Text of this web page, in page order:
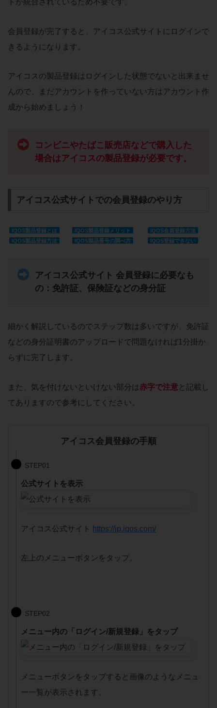
会員登録が完了すると、アイコス公式サイトにログインで
きるようになります。
アイコスの製品登録はログインした状態でないと出来ませ
んので、まだアカウントを作っていない方はアカウント作
成から始めましょう！
コンビニやたばこ販売店などで購入した
場合はアイコスの製品登録が必要です。
アイコス公式サイトでの会員登録のやり方
IQOS製品登録とは IQOS製品登録メリット
IQOS会員登録方法
IQOS製品登録方法
IQOS製品番号の調べ方 IQOS登録できない
アイコス公式サイト 会員登録に必要なも
の ：免許証、保険証などの身分証
細かく解説しているのでステップ数は多いですが、免許証
などの身分証明書のアップロードで問題なければ1分掛か
らずに完了します。
また、気を付けないといけない部分は赤字で注意と記載し
てありますので参考にしてください。
アイコス会員登録の手順
STEP01
公式サイトを表示
アイコス公式サイト https://jp.iqos.com/
左上のメニューボタンをタップ。
STEP02
メニュー内の「ログイン/新規登録」をタップ
メニューボタンをタップすると画像のようなメニュ
ー一覧が表示されます。